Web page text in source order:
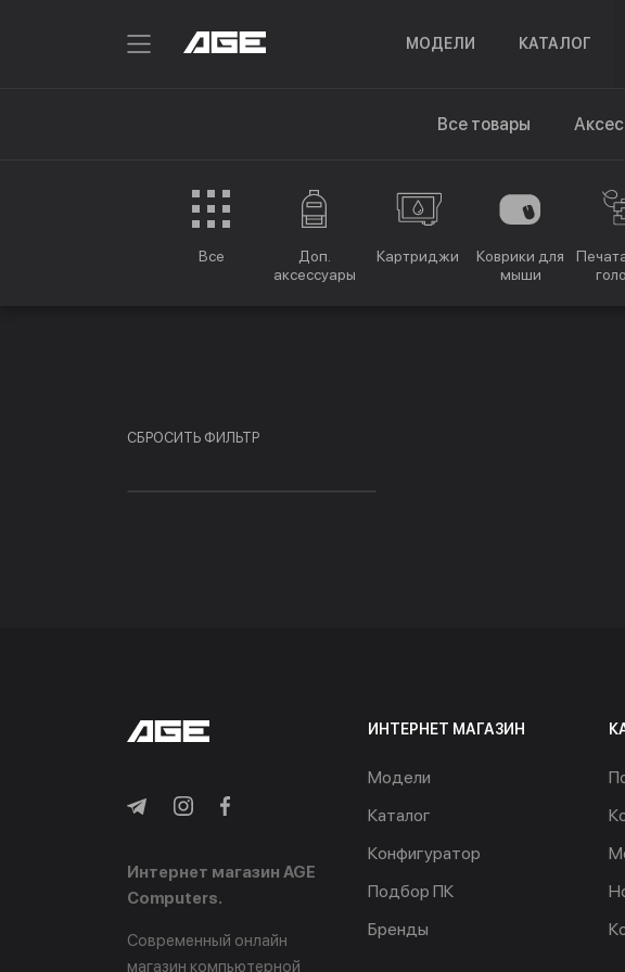
МОДЕЛИ КАТАЛОГ
Все товары
Все
Доп.
аксессуары
Картриджи
Коврики для
мыши
СБРОСИТЬ ФИЛЬТР
Интернет магазин AGE
Computers.
Современный онлайн
магазин компьютерной
ИНТЕРНЕТ МАГАЗИН
Модели
Каталог
Конфигуратор
Подбор ПК
Бренды